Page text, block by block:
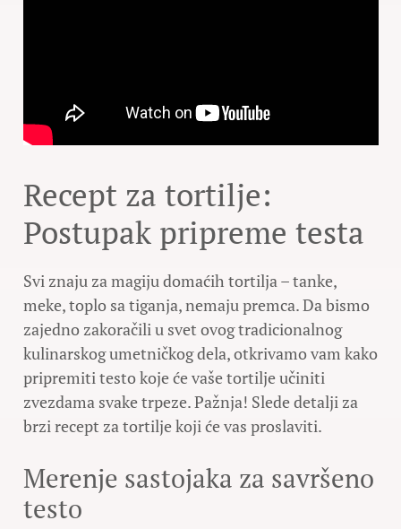
Recept za tortilje:
Postupak pripreme testa
Svi znaju za magiju domaćih tortilja – tanke,
meke, toplo sa tiganja, nemaju premca. Da bismo
zajedno zakoračili u svet ovog tradicionalnog
kulinarskog umetničkog dela, otkrivamo vam kako
pripremiti testo koje će vaše tortilje učiniti
zvezdama svake trpeze. Pažnja! Slede detalji za
brzi recept za tortilje koji će vas proslaviti.
Merenje sastojaka za savršeno
testo